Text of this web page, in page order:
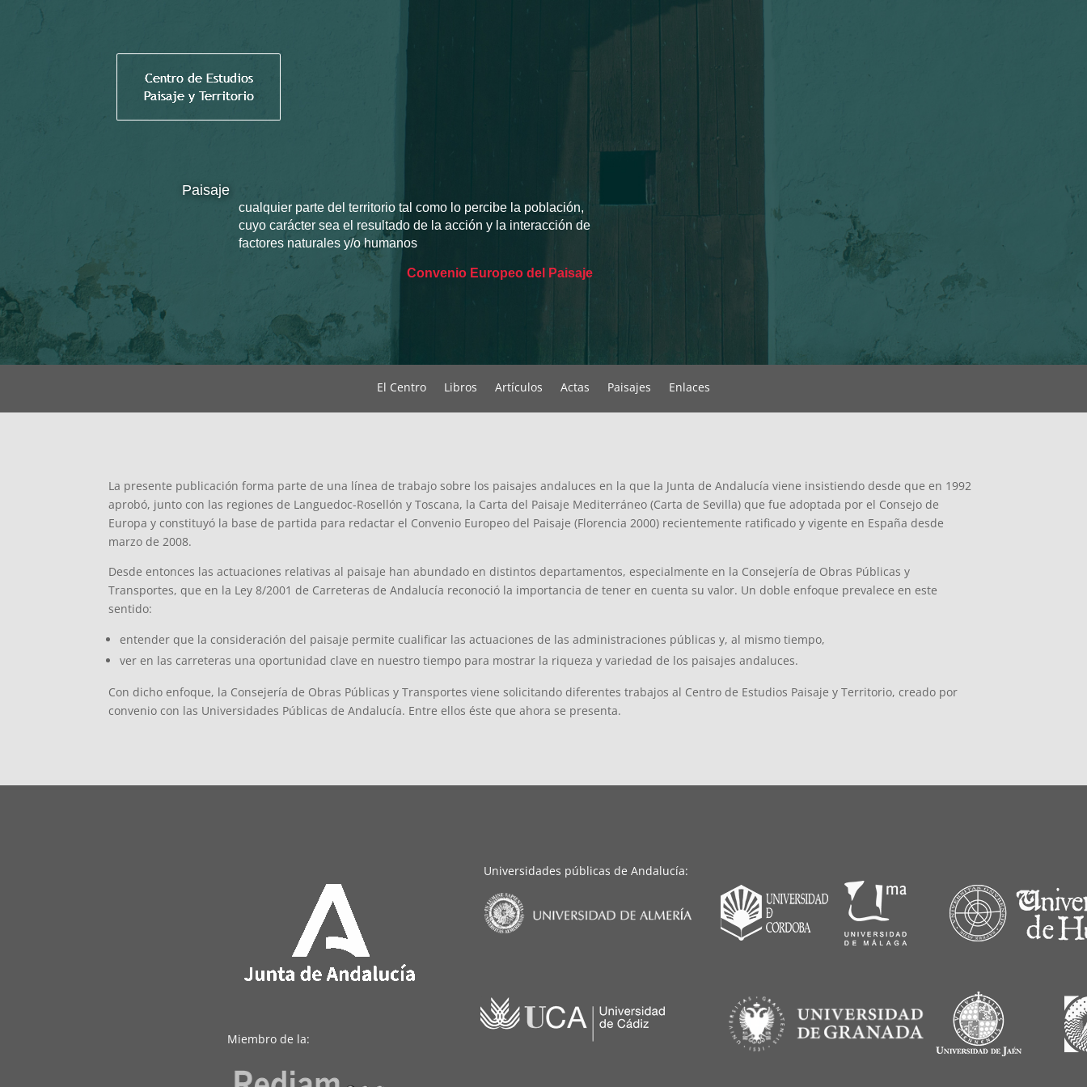
Paisaje
cualquier parte del territorio tal como lo percibe la población,
cuyo carácter sea el resultado de la acción y la interacción de
factores naturales y/o humanos
Convenio Europeo del Paisaje
El Centro Libros Artículos Actas Paisajes Enlaces
La presente publicación forma parte de una línea de trabajo sobre los paisajes andaluces en la que la Junta de Andalucía viene insistiendo desde que en 1992
aprobó, junto con las regiones de Languedoc-Rosellón y Toscana, la Carta del Paisaje Mediterráneo (Carta de Sevilla) que fue adoptada por el Consejo de
Europa y constituyó la base de partida para redactar el Convenio Europeo del Paisaje (Florencia 2000) recientemente ratificado y vigente en España desde
marzo de 2008.
Desde entonces las actuaciones relativas al paisaje han abundado en distintos departamentos, especialmente en la Consejería de Obras Públicas y
Transportes, que en la Ley 8/2001 de Carreteras de Andalucía reconoció la importancia de tener en cuenta su valor. Un doble enfoque prevalece en este
sentido:
entender que la consideración del paisaje permite cualificar las actuaciones de las administraciones públicas y, al mismo tiempo,
ver en las carreteras una oportunidad clave en nuestro tiempo para mostrar la riqueza y variedad de los paisajes andaluces.
Con dicho enfoque, la Consejería de Obras Públicas y Transportes viene solicitando diferentes trabajos al Centro de Estudios Paisaje y Territorio, creado por
convenio con las Universidades Públicas de Andalucía. Entre ellos éste que ahora se presenta.
Miembro de la:
Universidades públicas de Andalucía: